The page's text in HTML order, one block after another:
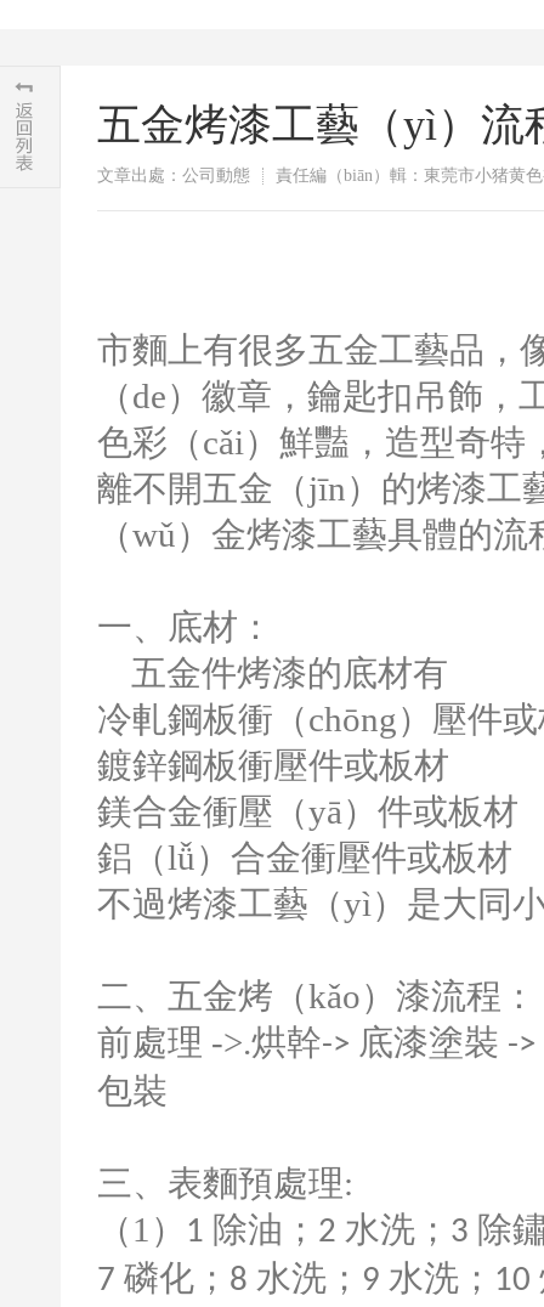
五金烤漆工藝（yì）流
文章出處：公司動態 責任編（biān）輯：東莞市小猪黄
市麵上有很多五金工藝品，
（de）徽章，鑰匙扣吊飾
色彩（cǎi）鮮豔，造型奇
離不開五金（jīn）的烤漆工
（wǔ）金烤漆工藝具體的流
一、底材：
五金件烤漆的底材有
冷軋鋼板衝（chōng）壓件
鍍鋅鋼板衝壓件或板材
鎂合金衝壓（yā）件或板材
鋁（lǚ）合金衝壓件或板材
不過烤漆工藝（yì）是大同
二、五金烤（kǎo）漆流程：
前處理 ->.烘幹-> 底漆塗裝 ->
包裝
三、表麵預處理:
（1 ） 1 除油； 2 水洗； 3 除
7 磷化； 8 水洗； 9 水洗； 10